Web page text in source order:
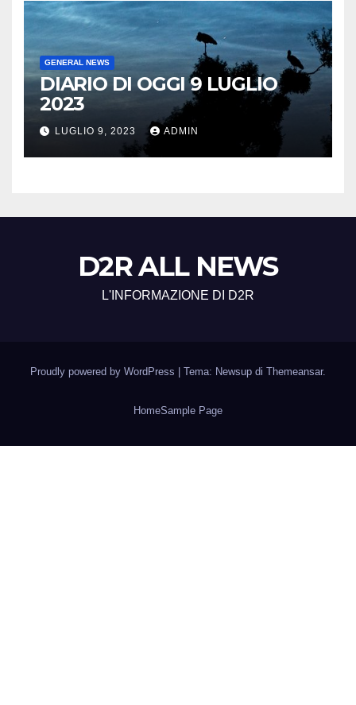
GENERAL NEWS
DIARIO DI OGGI 9 LUGLIO
2023
LUGLIO 9, 2023 ADMIN
D2R ALL NEWS
L'INFORMAZIONE DI D2R
Proudly powered by WordPress Tema: Newsup di Themeansar.
HomeSample Page